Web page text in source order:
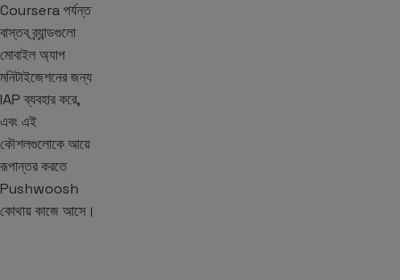
Coursera পর্যন্ত
বাস্তব ব্র্যান্ডগুলো
মোবাইল অ্যাপ
মনিটাইজেশনের জন্য
IAP ব্যবহার করে,
এবং এই
কৌশলগুলোকে আয়ে
রূপান্তর করতে
Pushwoosh
কোথায় কাজে আসে।